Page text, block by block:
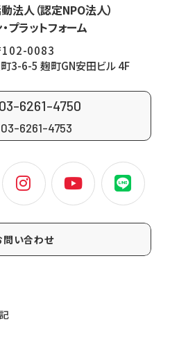
法人（認定NPO法人）
プラットフォーム
102-0083
3-6-5 麹町GN安田ビル 4F
6261-4750
03-6261-4753
問い合わせ